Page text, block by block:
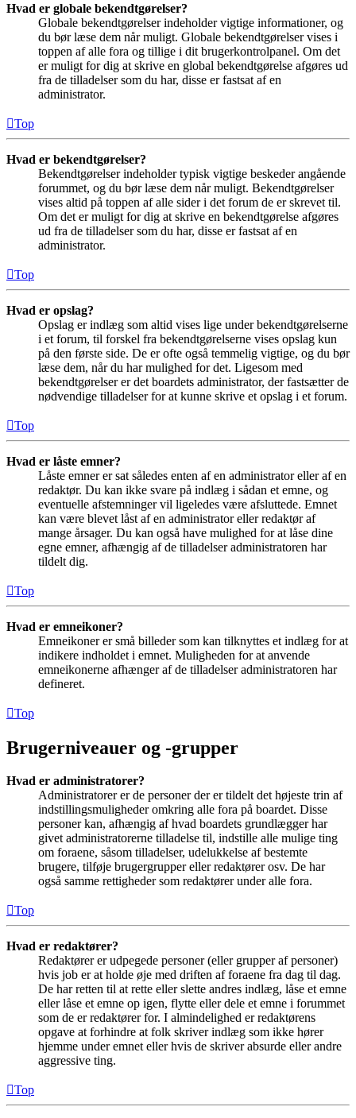
Hvad er globale bekendtgørelser?
Globale bekendtgørelser indeholder vigtige informationer, og
du bør læse dem når muligt. Globale bekendtgørelser vises i
toppen af alle fora og tillige i dit brugerkontrolpanel. Om det
er muligt for dig at skrive en global bekendtgørelse afgøres ud
fra de tilladelser som du har, disse er fastsat af en
administrator.
Top
Hvad er bekendtgørelser?
Bekendtgørelser indeholder typisk vigtige beskeder angående
forummet, og du bør læse dem når muligt. Bekendtgørelser
vises altid på toppen af alle sider i det forum de er skrevet til.
Om det er muligt for dig at skrive en bekendtgørelse afgøres
ud fra de tilladelser som du har, disse er fastsat af en
administrator.
Top
Hvad er opslag?
Opslag er indlæg som altid vises lige under bekendtgørelserne
i et forum, til forskel fra bekendtgørelserne vises opslag kun
på den første side. De er ofte også temmelig vigtige, og du bør
læse dem, når du har mulighed for det. Ligesom med
bekendtgørelser er det boardets administrator, der fastsætter de
nødvendige tilladelser for at kunne skrive et opslag i et forum.
Top
Hvad er låste emner?
Låste emner er sat således enten af en administrator eller af en
redaktør. Du kan ikke svare på indlæg i sådan et emne, og
eventuelle afstemninger vil ligeledes være afsluttede. Emnet
kan være blevet låst af en administrator eller redaktør af
mange årsager. Du kan også have mulighed for at låse dine
egne emner, afhængig af de tilladelser administratoren har
tildelt dig.
Top
Hvad er emneikoner?
Emneikoner er små billeder som kan tilknyttes et indlæg for at
indikere indholdet i emnet. Muligheden for at anvende
emneikonerne afhænger af de tilladelser administratoren har
defineret.
Top
Brugerniveauer og -grupper
Hvad er administratorer?
Administratorer er de personer der er tildelt det højeste trin af
indstillingsmuligheder omkring alle fora på boardet. Disse
personer kan, afhængig af hvad boardets grundlægger har
givet administratorerne tilladelse til, indstille alle mulige ting
om foraene, såsom tilladelser, udelukkelse af bestemte
brugere, tilføje brugergrupper eller redaktører osv. De har
også samme rettigheder som redaktører under alle fora.
Top
Hvad er redaktører?
Redaktører er udpegede personer (eller grupper af personer)
hvis job er at holde øje med driften af foraene fra dag til dag.
De har retten til at rette eller slette andres indlæg, låse et emne
eller låse et emne op igen, flytte eller dele et emne i forummet
som de er redaktører for. I almindelighed er redaktørens
opgave at forhindre at folk skriver indlæg som ikke hører
hjemme under emnet eller hvis de skriver absurde eller andre
aggressive ting.
Top